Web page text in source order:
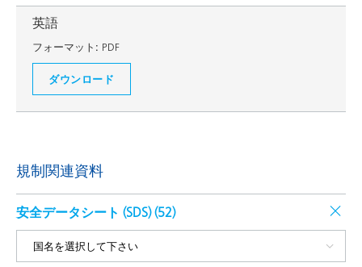
英語
フォーマット: PDF
ダウンロード
規制関連資料
安全データシート (SDS) (52)